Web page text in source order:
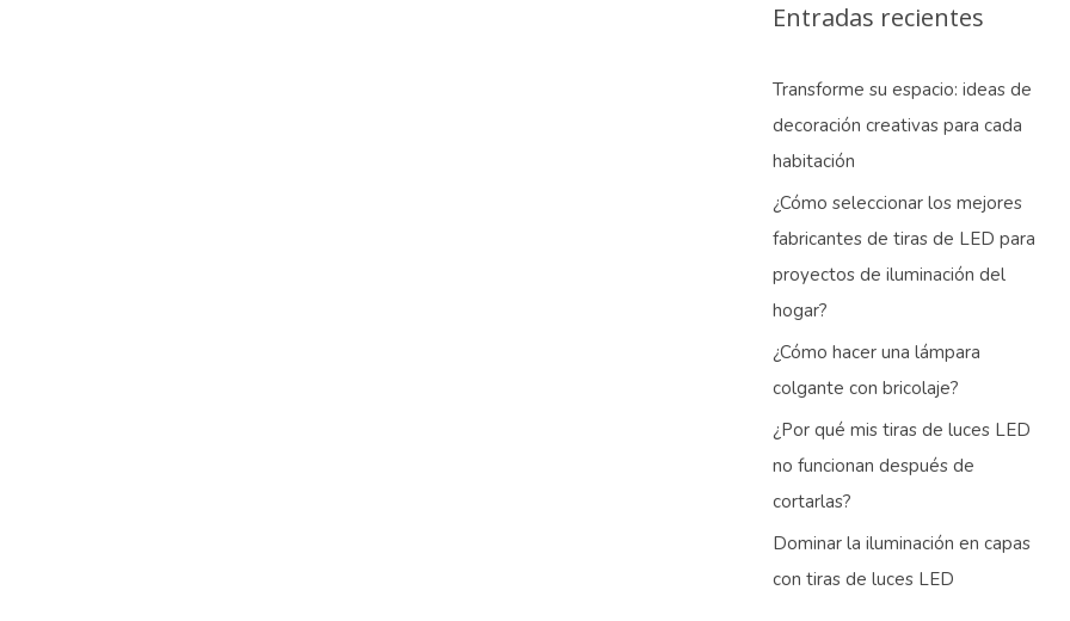
Entradas recientes
Transforme su espacio: ideas de
decoración creativas para cada
habitación
¿Cómo seleccionar los mejores
fabricantes de tiras de LED para
proyectos de iluminación del
hogar?
¿Cómo hacer una lámpara
colgante con bricolaje?
¿Por qué mis tiras de luces LED
no funcionan después de
cortarlas?
Dominar la iluminación en capas
con tiras de luces LED